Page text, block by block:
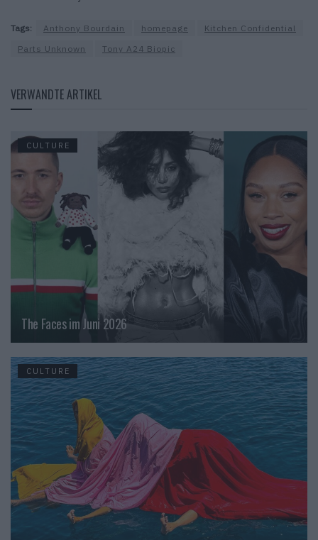
Tags: Anthony Bourdain homepage
Kitchen Confidential
Parts Unknown
Tony A24 Biopic
VERWANDTE ARTIKEL
CULTURE
The Faces im Juni 2026
CULTURE